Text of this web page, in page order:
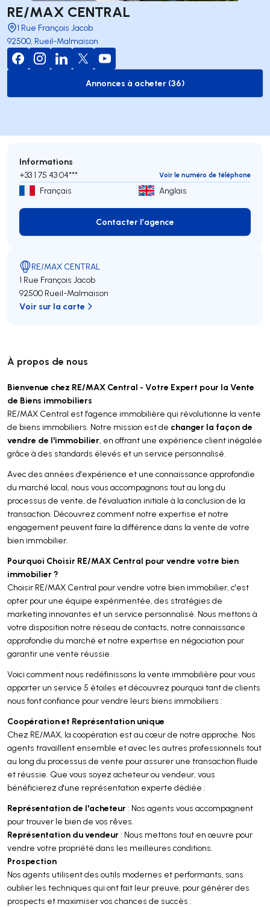
RE/MAX CENTRAL
1 Rue François Jacob
92500, Rueil-Malmaison
to-buy-listing
Annonces à acheter (36)
À propos de nous
Bienvenue chez RE/MAX Central - Votre Expert pour la Vente
de Biens immobiliers
RE/MAX Central est l'agence immobilière qui révolutionne la vente
de biens immobiliers. Notre mission est de changer la façon de
vendre de l'immobilier, en offrant une expérience client inégalée
grâce à des standards élevés et un service personnalisé.
Avec des années d'expérience et une connaissance approfondie
du marché local, nous vous accompagnons tout au long du
processus de vente, de l'évaluation initiale à la conclusion de la
transaction. Découvrez comment notre expertise et notre
engagement peuvent faire la différence dans la vente de votre
bien immobilier.
Pourquoi Choisir RE/MAX Central pour vendre votre bien
immobilier ?
Choisir RE/MAX Central pour vendre votre bien immobilier, c'est
opter pour une équipe expérimentée, des stratégies de
marketing innovantes et un service personnalisé. Nous mettons à
votre disposition notre réseau de contacts, notre connaissance
approfondie du marché et notre expertise en négociation pour
garantir une vente réussie.
Voici comment nous redéfinissons la vente immobilière pour vous
apporter un service 5 étoiles et découvrez pourquoi tant de clients
nous font confiance pour vendre leurs biens immobiliers :
Coopération et Représentation unique
Chez RE/MAX, la coopération est au cœur de notre approche. Nos
agents travaillent ensemble et avec les autres professionnels tout
au long du processus de vente pour assurer une transaction fluide
et réussie. Que vous soyez acheteur ou vendeur, vous
bénéficierez d'une représentation experte dédiée :
Représentation de l'acheteur: Nos agents vous accompagnent
pour trouver le bien de vos rêves.
Représentation du vendeur: Nous mettons tout en œuvre pour
vendre votre propriété dans les meilleures conditions.
Prospection
Nos agents utilisent des outils modernes et performants, sans
oublier les techniques qui ont fait leur preuve, pour générer des
prospects et maximiser vos chances de succès :
Informations
+33 1 75 43 04*** Voir le numéro de téléphone
Français Anglais
Contacter l’agence
Contacter l’agence
RE/MAX CENTRAL
1 Rue François Jacob
92500 Rueil-Malmaison
Voir sur la carte